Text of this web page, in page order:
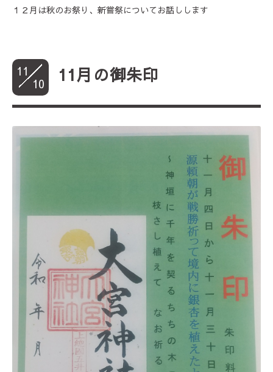
１２月は秋のお祭り、新嘗祭についてお話しします
11
10
11月の御朱印